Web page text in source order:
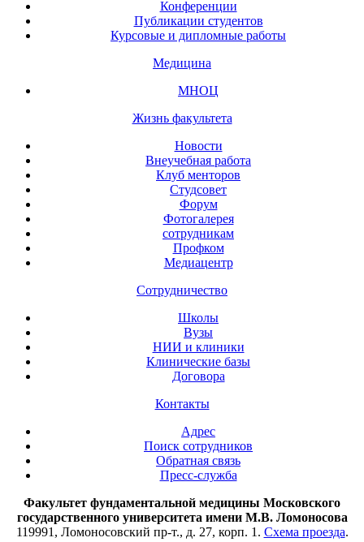
Конференции
Публикации студентов
Курсовые и дипломные работы
Медицина
МНОЦ
Жизнь факультета
Новости
Внеучебная работа
Клуб менторов
Студсовет
Форум
Фотогалерея
сотрудникам
Профком
Медиацентр
Сотрудничество
Школы
Вузы
НИИ и клиники
Клинические базы
Договора
Контакты
Адрес
Поиск сотрудников
Обратная связь
Пресс-служба
Факультет фундаментальной медицины Московского
государственного университета имени М.В. Ломоносова
119991, Ломоносовский пр-т., д. 27, корп. 1. Схема проезда.